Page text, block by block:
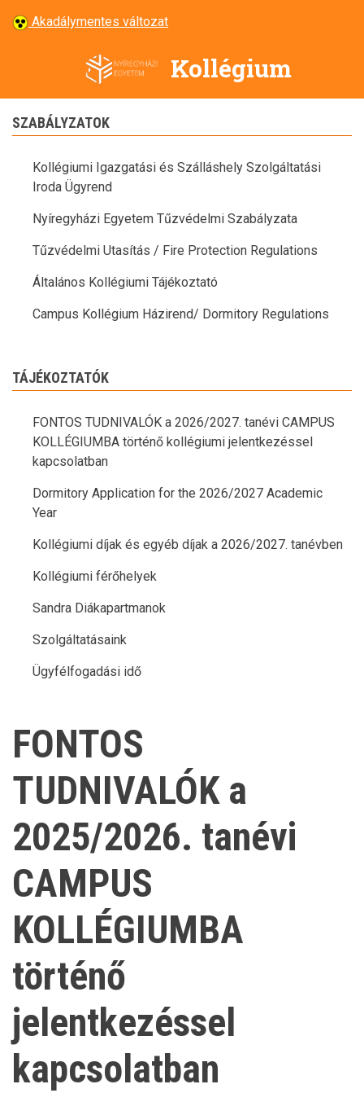
Akadálymentes változat
Kollégium
SZABÁLYZATOK
Kollégiumi Igazgatási és Szálláshely Szolgáltatási
Iroda Ügyrend
Nyíregyházi Egyetem Tűzvédelmi Szabályzata
Tűzvédelmi Utasítás / Fire Protection Regulations
Általános Kollégiumi Tájékoztató
Campus Kollégium Házirend/ Dormitory Regulations
TÁJÉKOZTATÓK
FONTOS TUDNIVALÓK a 2026/2027. tanévi CAMPUS
KOLLÉGIUMBA történő kollégiumi jelentkezéssel
kapcsolatban
Dormitory Application for the 2026/2027 Academic
Year
Kollégiumi díjak és egyéb díjak a 2026/2027. tanévben
Kollégiumi férőhelyek
Sandra Diákapartmanok
Szolgáltatásaink
Ügyfélfogadási idő
FONTOS
TUDNIVALÓK a
2025/2026. tanévi
CAMPUS
KOLLÉGIUMBA
történő
jelentkezéssel
kapcsolatban